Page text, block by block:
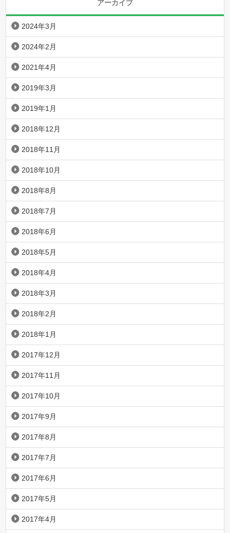
アーカイブ
2024年3月
2024年2月
2021年4月
2019年3月
2019年1月
2018年12月
2018年11月
2018年10月
2018年8月
2018年7月
2018年6月
2018年5月
2018年4月
2018年3月
2018年2月
2018年1月
2017年12月
2017年11月
2017年10月
2017年9月
2017年8月
2017年7月
2017年6月
2017年5月
2017年4月